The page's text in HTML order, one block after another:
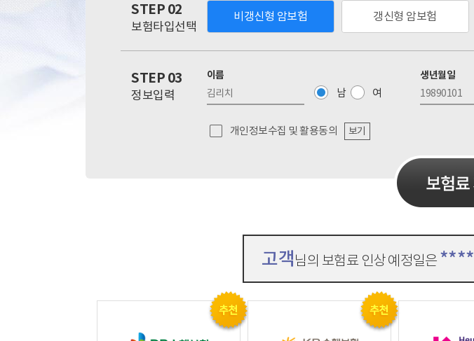
STEP 02
보험타입선택
비갱신형 암보험 갱신형 암보험
STEP 03
정보입력
이름
남 여
생년월일
개인정보수집 및 활용동의 보기
고객님의 보험료 인상 예정일은 ****